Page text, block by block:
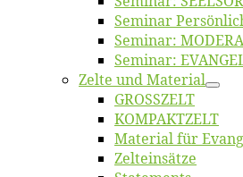
Se­mi­nar
Se­mi­nar:
Se­mi­nar:
Zel­te und Material
GROSSZELT
KOMPAKTZELT
Ma­te­ri­al für
Zelt­ein­sät­ze